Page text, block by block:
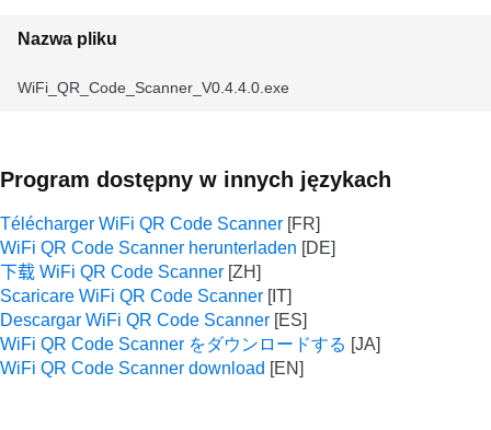
Nazwa pliku
WiFi_QR_Code_Scanner_V0.4.4.0.exe
Program dostępny w innych językach
Télécharger WiFi QR Code Scanner
WiFi QR Code Scanner herunterladen
下载 WiFi QR Code Scanner
Scaricare WiFi QR Code Scanner
Descargar WiFi QR Code Scanner
WiFi QR Code Scanner をダウンロードする
WiFi QR Code Scanner download